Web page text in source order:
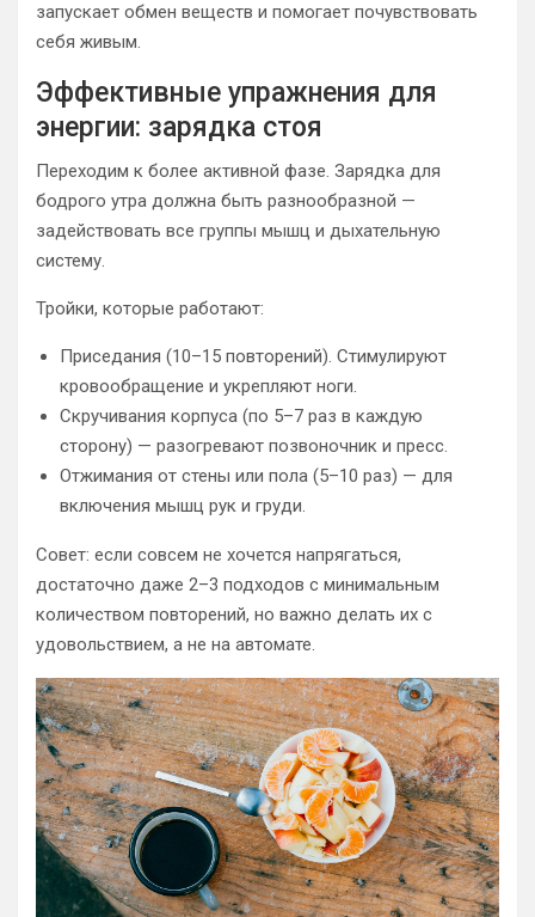
запускает обмен веществ и помогает почувствовать
себя живым.
Эффективные упражнения для
энергии: зарядка стоя
Переходим к более активной фазе. Зарядка для
бодрого утра должна быть разнообразной —
задействовать все группы мышц и дыхательную
систему.
Тройки, которые работают:
Приседания (10–15 повторений). Стимулируют
кровообращение и укрепляют ноги.
Скручивания корпуса (по 5–7 раз в каждую
сторону) — разогревают позвоночник и пресс.
Отжимания от стены или пола (5–10 раз) — для
включения мышц рук и груди.
Совет: если совсем не хочется напрягаться,
достаточно даже 2–3 подходов с минимальным
количеством повторений, но важно делать их с
удовольствием, а не на автомате.